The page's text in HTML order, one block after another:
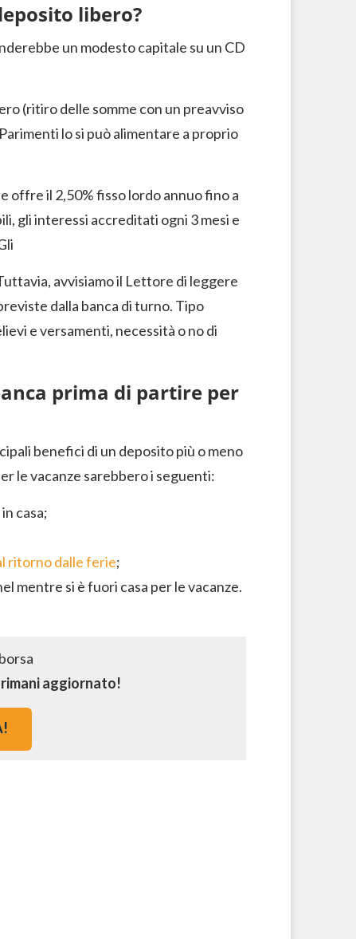
libero?
un modesto capitale su un CD
(ritiro delle somme con un preavviso
lo si può alimentare a proprio
offre il 2,50% fisso lordo annuo fino a
gli interessi accreditati ogni 3 mesi e
avvisiamo il Lettore di leggere
dalla banca di turno. Tipo
e versamenti, necessità o no di
prima di partire per
benefici di un deposito più o meno
le vacanze sarebbero i seguenti:
casa;
ritorno dalle ferie;
mentre si è fuori casa per le vacanze.
aggiornato!